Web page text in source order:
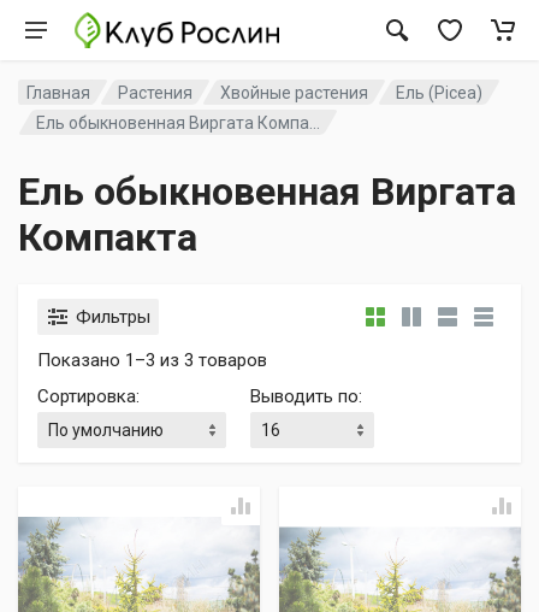
Главная Растения Хвойные растения
Ель (Picea)
Ель обыкновенная Виргата Компа...
Ель обыкновенная Виргата
Компакта
Фильтры
Показано 1–3 из 3 товаров
Сортировка: Выводить по: